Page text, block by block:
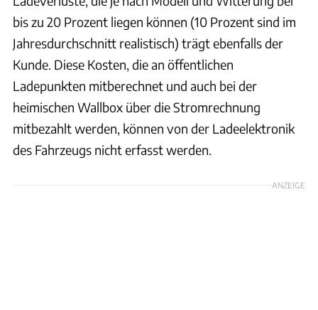
bis zu 20 Prozent liegen können (10 Prozent sind im
Jahresdurchschnitt realistisch) trägt ebenfalls der
Kunde. Diese Kosten, die an öffentlichen
Ladepunkten mitberechnet und auch bei der
heimischen Wallbox über die Stromrechnung
mitbezahlt werden, können von der Ladeelektronik
des Fahrzeugs nicht erfasst werden.
ANZEIGE